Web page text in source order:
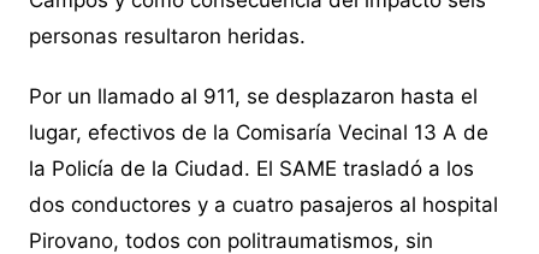
personas resultaron heridas.
Por un llamado al 911, se desplazaron hasta el
lugar, efectivos de la Comisaría Vecinal 13 A de
la Policía de la Ciudad. El SAME trasladó a los
dos conductores y a cuatro pasajeros al hospital
Pirovano, todos con politraumatismos, sin